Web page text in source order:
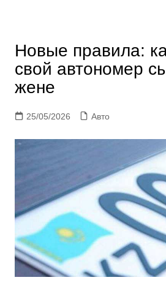
Новые правила:
свой автономер
жене
25/05/2026 Авто